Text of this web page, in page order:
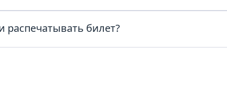
в поиске и узнайте точную стоимость билета прямо
можно уточнить у перевозчика, позвонив по
билете рейса Гомель - Гамбург или обратившись в
за день до отправления.
распечатывать билет?